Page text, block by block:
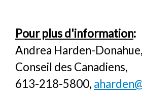
Pour plus d'information:
Andrea Harden-
Conseil des Canadiens,
613-218-5800,